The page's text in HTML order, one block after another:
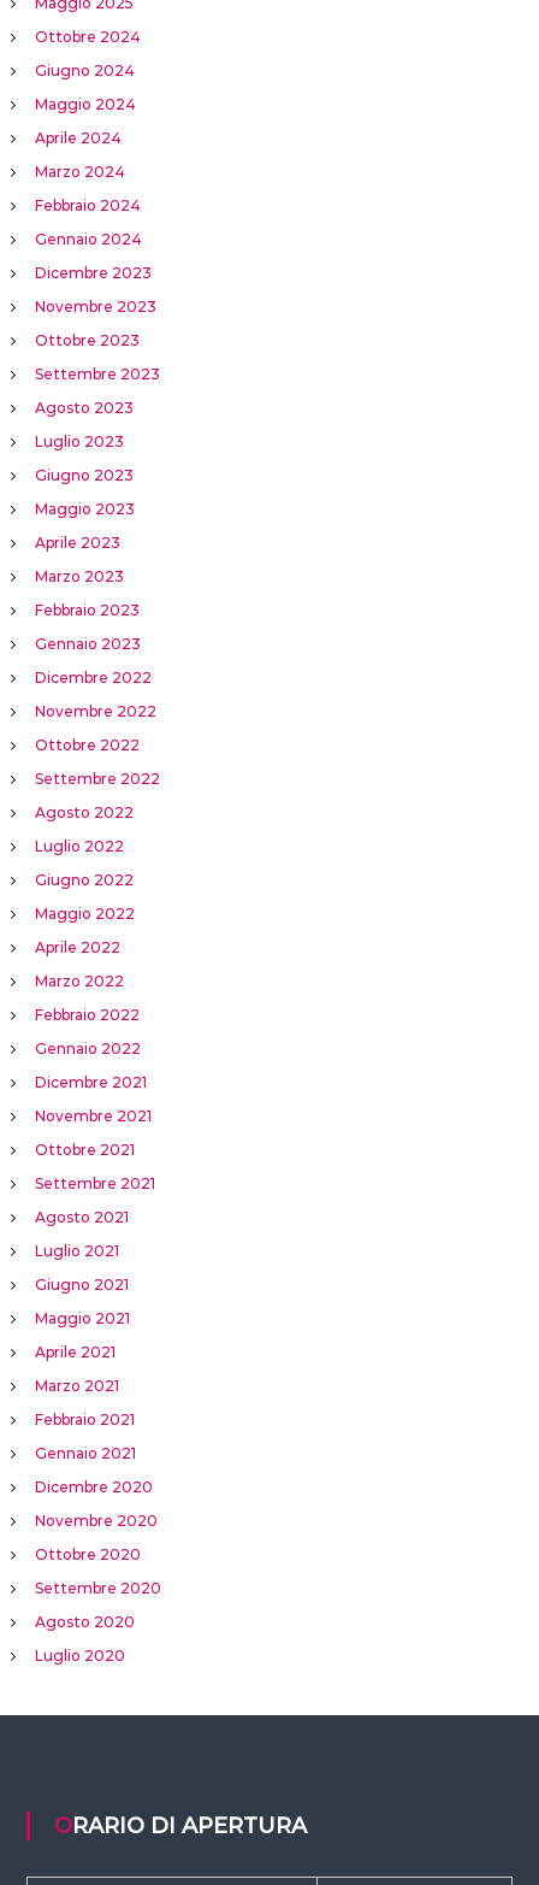
Ottobre 2024
Giugno 2024
Maggio 2024
Aprile 2024
Marzo 2024
Febbraio 2024
Gennaio 2024
Dicembre 2023
Novembre 2023
Ottobre 2023
Settembre 2023
Agosto 2023
Luglio 2023
Giugno 2023
Maggio 2023
Aprile 2023
Marzo 2023
Febbraio 2023
Gennaio 2023
Dicembre 2022
Novembre 2022
Ottobre 2022
Settembre 2022
Agosto 2022
Luglio 2022
Giugno 2022
Maggio 2022
Aprile 2022
Marzo 2022
Febbraio 2022
Gennaio 2022
Dicembre 2021
Novembre 2021
Ottobre 2021
Settembre 2021
Agosto 2021
Luglio 2021
Giugno 2021
Maggio 2021
Aprile 2021
Marzo 2021
Febbraio 2021
Gennaio 2021
Dicembre 2020
Novembre 2020
Ottobre 2020
Settembre 2020
Agosto 2020
Luglio 2020
ORARIO DI APERTURA